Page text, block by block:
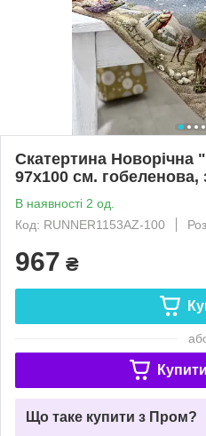
Скатертина Новорічна
97х100 см.
В наявності 2 од.
Код: RUNNER1153AZ-100
967 ₴
Що таке купити з Пром?